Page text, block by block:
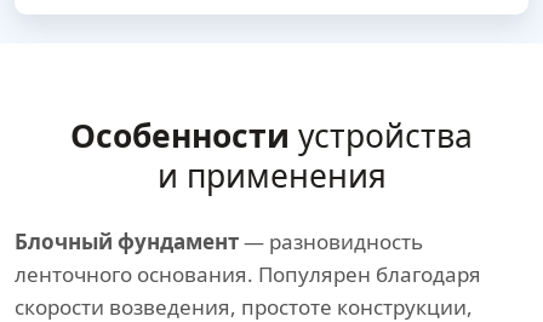
Особенности устройства
и применения
Блочный фундамент— разновидность
ленточного основания. Популярен благодаря
скорости возведения, простоте конструкции,